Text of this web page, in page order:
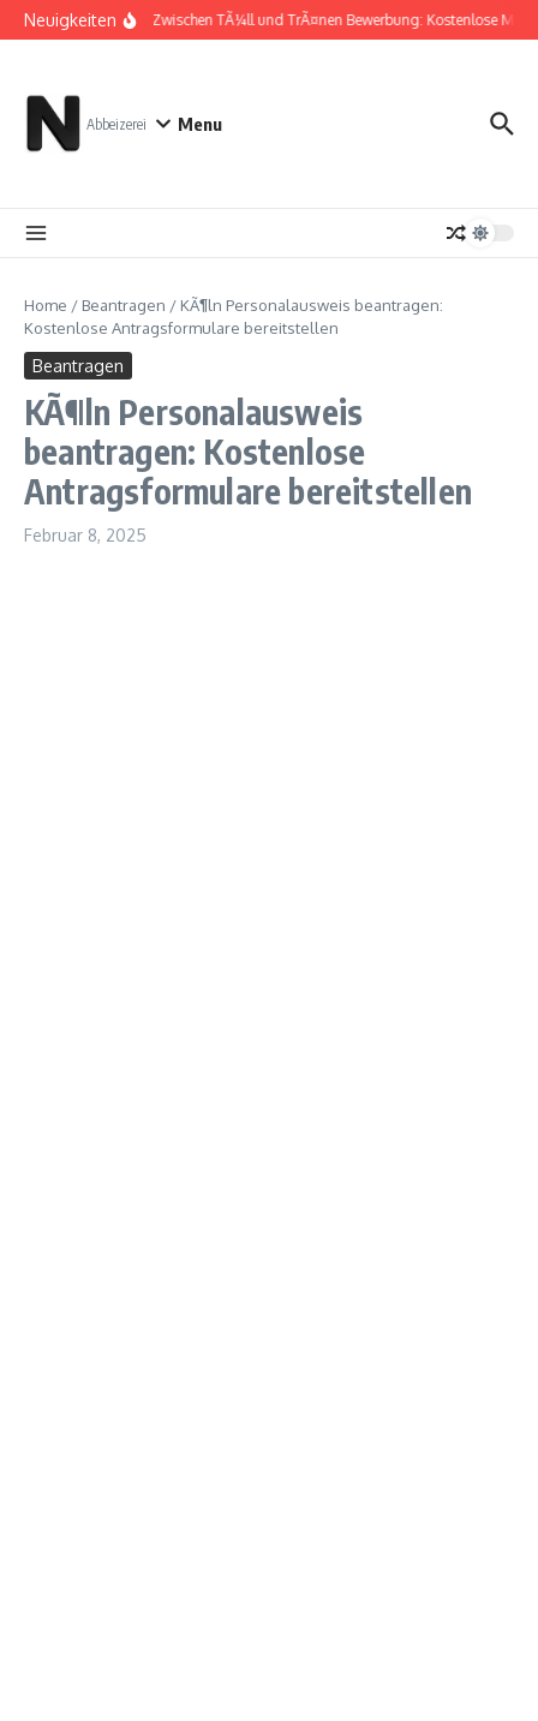
Zum Inhalt springen
Neuigkeiten Zwischen TÃ¼ll und TrÃ¤nen Bewerbung: Kostenlose
Abbeizerei Menu
Home / Beantragen / KÃ¶ln Personalausweis beantragen:
Kostenlose Antragsformulare bereitstellen
Beantragen
KÃ¶ln Personalausweis
beantragen: Kostenlose
Antragsformulare bereitstellen
Februar 8, 2025